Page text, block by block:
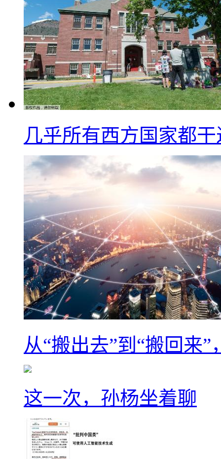
几乎所有西方国家都
从“搬出去”到“搬回来
这一次，孙杨坐着聊